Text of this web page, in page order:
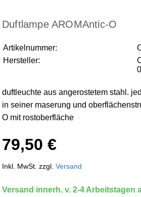
Duftlampe AROMAntic-O
Artikelnummer:
Hersteller:
duftleuchte aus angerostetem stahl.
in seiner maserung und
O mit rostoberfläche
79,50 €
Inkl. MwSt. zzgl. Versand
Versand innerh. v. 2-4 Arbeitstagen